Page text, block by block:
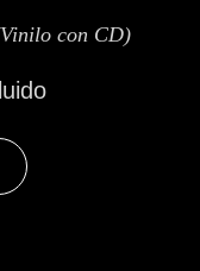
con CD)